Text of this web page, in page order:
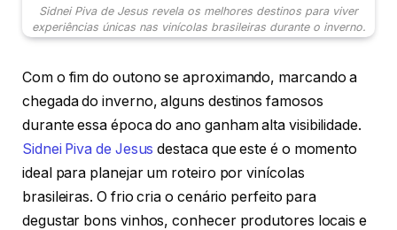
Sidnei Piva de Jesus revela os melhores destinos para viver
experiências únicas nas vinícolas brasileiras durante o inverno.
Com o fim do outono se aproximando, marcando a
chegada do inverno, alguns destinos famosos
durante essa época do ano ganham alta visibilidade.
Sidnei Piva de Jesus destaca que este é o momento
ideal para planejar um roteiro por vinícolas
brasileiras. O frio cria o cenário perfeito para
degustar bons vinhos, conhecer produtores locais e